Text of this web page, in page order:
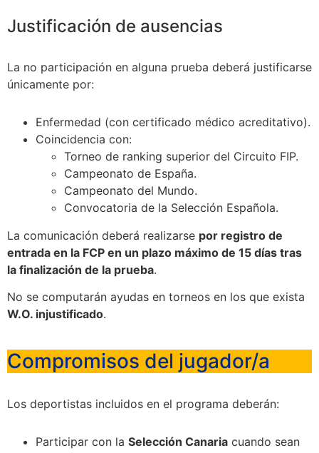
Justificación de ausencias
La no participación en alguna prueba deberá justificarse
únicamente por:
Enfermedad (con certificado médico acreditativo).
Coincidencia con:
Torneo de ranking superior del Circuito FIP.
Campeonato de España.
Campeonato del Mundo.
Convocatoria de la Selección Española.
La comunicación deberá realizarse por registro de
entrada en la FCP en un plazo máximo de 15 días tras
la finalización de la prueba.
No se computarán ayudas en torneos en los que exista
W.O. injustificado.
Compromisos del jugador/a
Los deportistas incluidos en el programa deberán:
Participar con la Selección Canaria cuando sean